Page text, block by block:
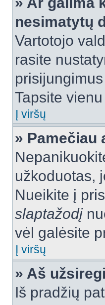
nesimatytų
Vartotojo
rasite
Tapsite
Į viršų
» Pamečiau
užkoduotas,
Nueikite į
slaptažodį
vėl galėsite
Į viršų
» Aš
Iš pradžių